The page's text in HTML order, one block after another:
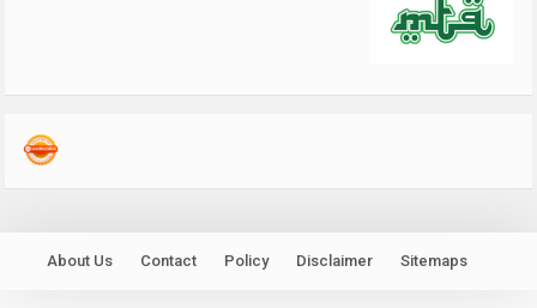
About Us Contact Policy Disclaimer Sitemaps